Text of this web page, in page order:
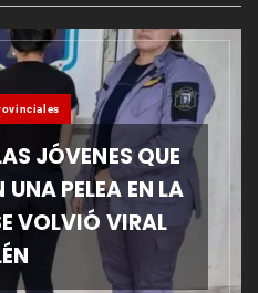
JÓVENES QUE
PELEA EN LA
VOLVIÓ VIRAL